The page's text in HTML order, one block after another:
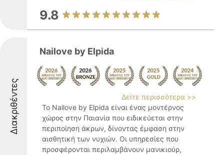
9.8
Διακριθέντες
Nailove by Elpida
Δείτε περισσότερα >>
Το Nailove by Elpida είναι ένας μοντέρνος
χώρος στην Παιανία που ειδικεύεται στην
περιποίηση άκρων, δίνοντας έμφαση στην
αισθητική των νυχιών. Οι υπηρεσίες που
προσφέρονται περιλαμβάνουν μανικιούρ,